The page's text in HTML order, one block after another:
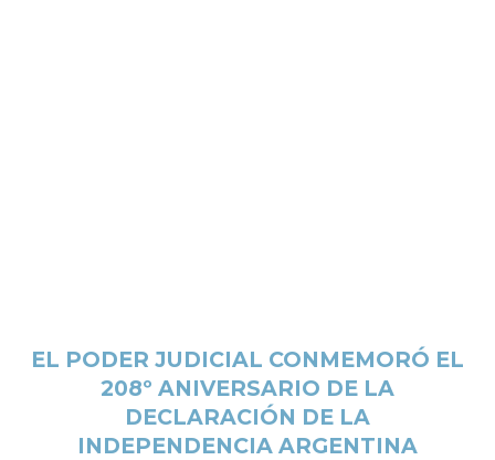
EL PODER JUDICIAL CONMEMORÓ EL
208º ANIVERSARIO DE LA
DECLARACIÓN DE LA
INDEPENDENCIA ARGENTINA